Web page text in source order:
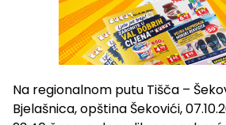
Na regionalnom putu Tišča –
Bjelašnica, opština Šekovići,